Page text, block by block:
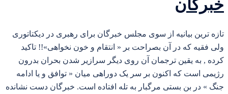
خبرگان
تازه ترین بیانیه از سوی مجلس خبرگان برای رهبری در دیکتاتوری
ولی فقیه که در آن بصراحت بر « انتقام و خون نخواهی»!! تاکید
کرده , به یقین ترجمان آن روی دیگر سرازیر شدن بحران بدرون
رژیمی است که اکنون بر سر یک دوراهی میان « توافق و یا ادامه
جنگ » در بن بستی مرگبار به تله افتاده است. خبرگان دست نشانده